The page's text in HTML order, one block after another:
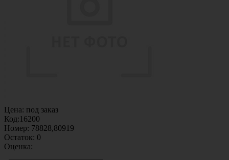
Цена: под заказ
Код:16200
Номер: 78828,80919
Остаток: 0
Оценка: